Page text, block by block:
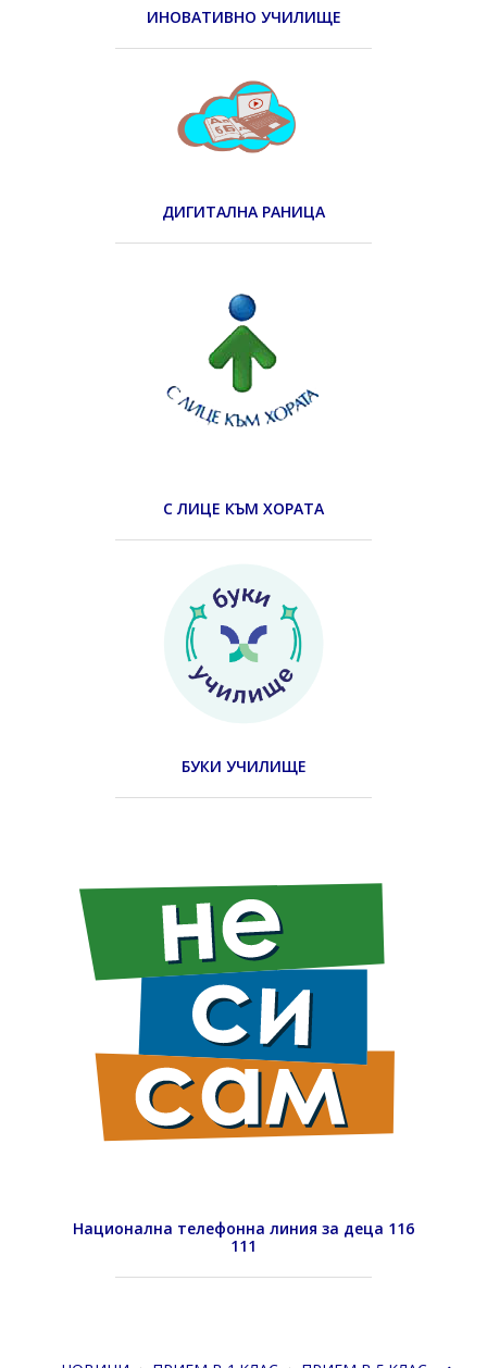
ИНОВАТИВНО УЧИЛИЩЕ
ДИГИТАЛНА РАНИЦА
С ЛИЦЕ КЪМ ХОРАТА
БУКИ УЧИЛИЩЕ
Национална телефонна линия за деца 116
111